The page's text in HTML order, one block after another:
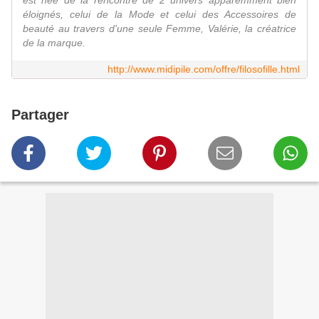
éloignés, celui de la Mode et celui des Accessoires de
beauté au travers d'une seule Femme, Valérie, la créatrice
de la marque.
http://www.midipile.com/offre/filosofille.html
Partager